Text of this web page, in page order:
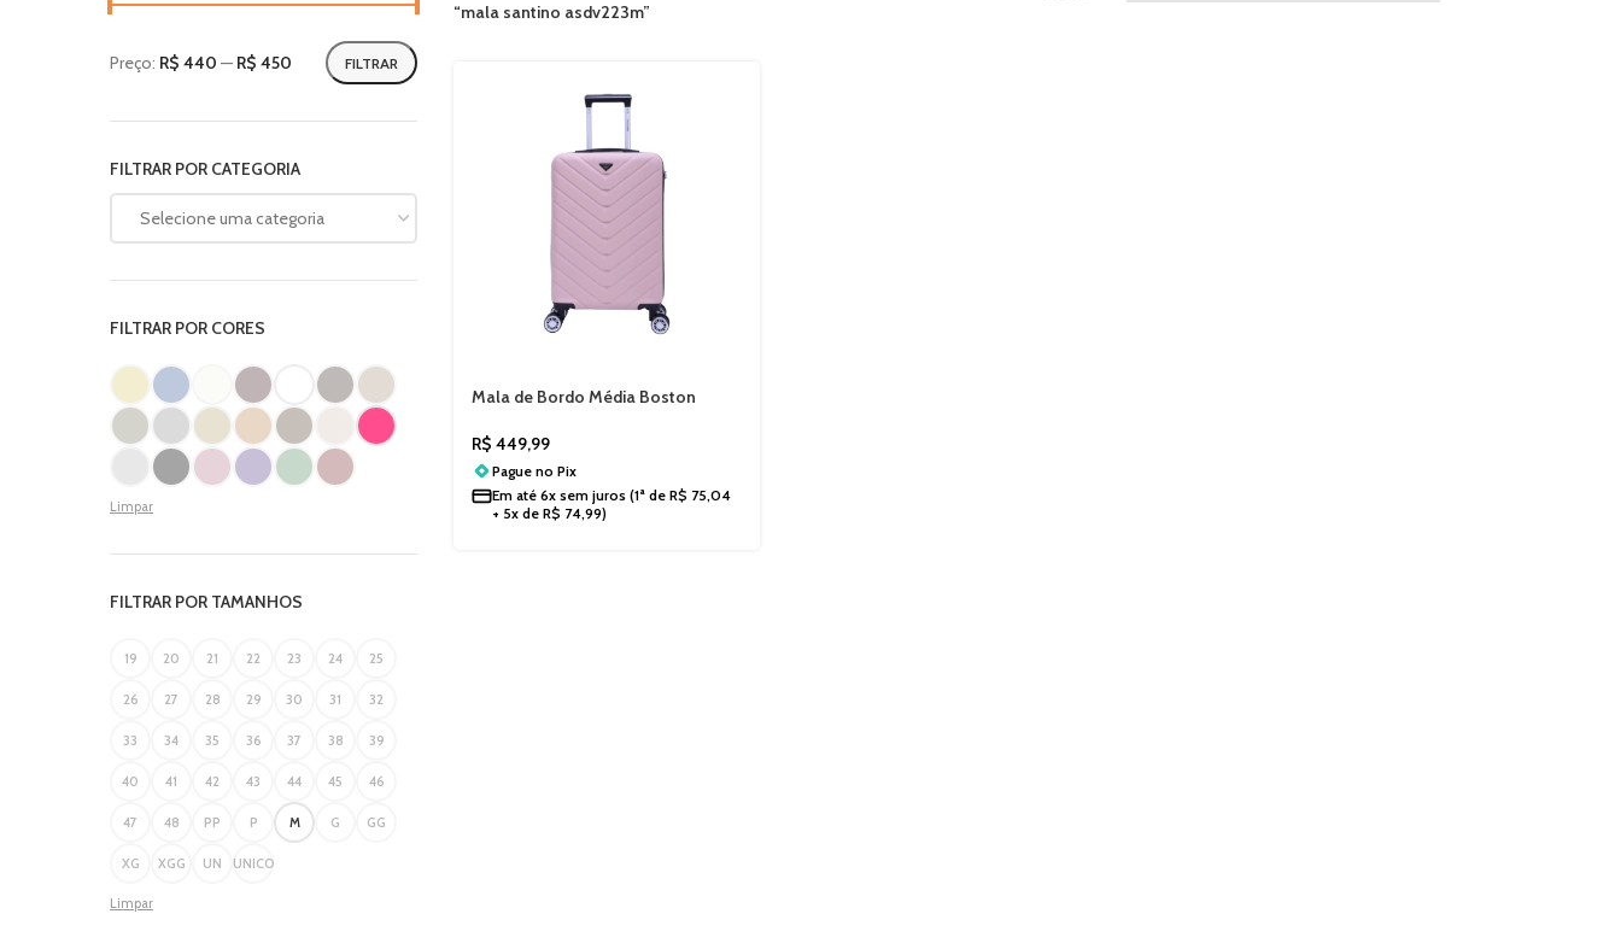
FILTRAR
Preço: R$ 440 — R$ 450
FILTRAR POR CATEGORIA
Selecione uma categoria
FILTRAR POR CORES
Limpar
FILTRAR POR TAMANHOS
19 20 21 22 23 24 25
26 27 28 29 30 31 32
33 34 35 36 37 38 39
40 41 42 43 44 45 46
47 48 PP P M G GG
XG XGG UN UNICO
Limpar
“mala santino asdv223m”
Mala de Bordo Média Boston
R$ 449,99
Pague no Pix
Em até 6x sem juros (1ª de R$ 75,04
+ 5x de R$ 74,99)